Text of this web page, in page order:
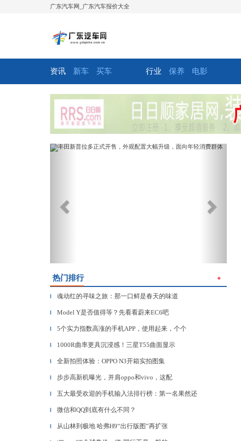
广东汽车网_广东汽车报价大全
资讯 新车 买车 行业 保养 电影
Previous Next
热门排行 ＋
▎ 魂动红的寻味之旅：那一口鲜是春天的味道
▎ Model Y是否值得等？先看看蔚来EC6吧
▎ 5个实力指数高涨的手机APP，使用起来，个个
▎ 1000R曲率更具沉浸感！三星T55曲面显示
▎ 全新拍照体验：OPPO N3开箱实拍图集
▎ 步步高新机曝光，并肩oppo和vivo，这配
▎ 五大最受欢迎的手机输入法排行榜：第一名果然还
▎ 微信和QQ到底有什么不同？
▎ 从山林到极地 哈弗H9“出行版图”再扩张